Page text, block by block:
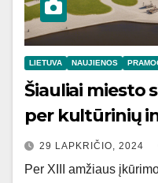
LIETUVA NAUJIENOS
Šiauliai miesto
per kultūrinių
29 LAPKRIČIO, 2024
Per XIII amžiaus